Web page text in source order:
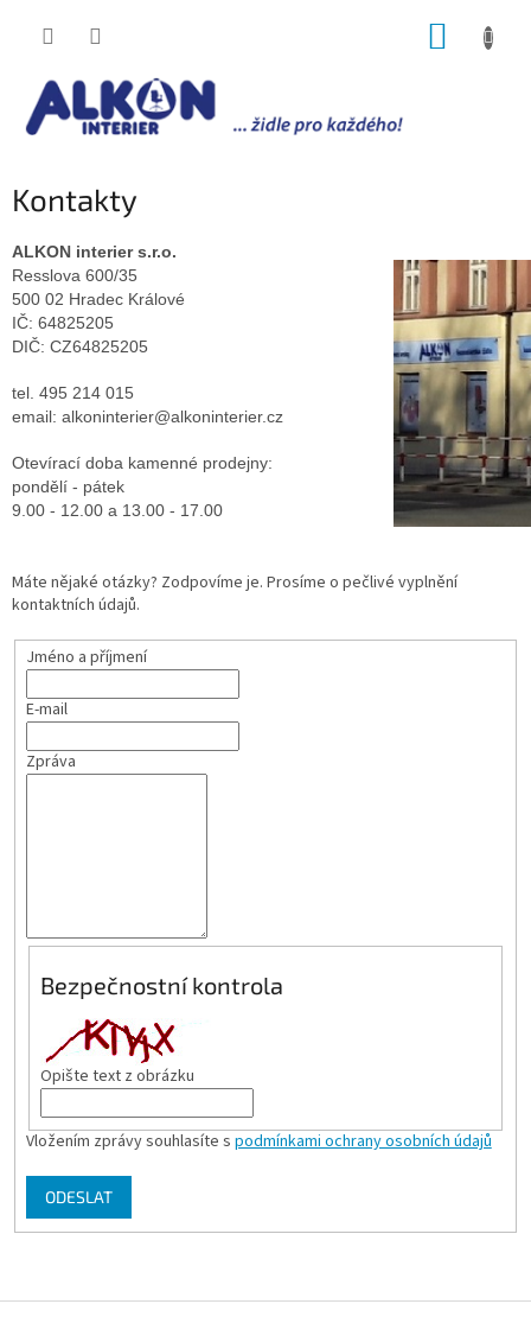
Kontakty
ALKON interier s.r.o.
Resslova 600/35
500 02 Hradec Králové
IČ: 64825205
DIČ: CZ64825205
tel. 495 214 015
email: alkoninterier@alkoninterier.cz
Otevírací doba kamenné prodejny:
pondělí - pátek
9.00 - 12.00 a 13.00 - 17.00
Máte nějaké otázky? Zodpovíme je. Prosíme o pečlivé vyplnění
kontaktních údajů.
Jméno a příjmení
E-mail
Zpráva
Bezpečnostní kontrola
Opište text z obrázku
Vložením zprávy souhlasíte s podmínkami ochrany osobních údajů
ODESLAT